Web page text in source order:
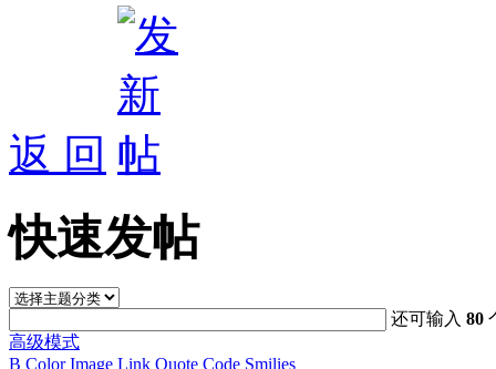
返 回
快速发帖
还可输入80
高级模式
B Color Image Link Quote Code Smilies